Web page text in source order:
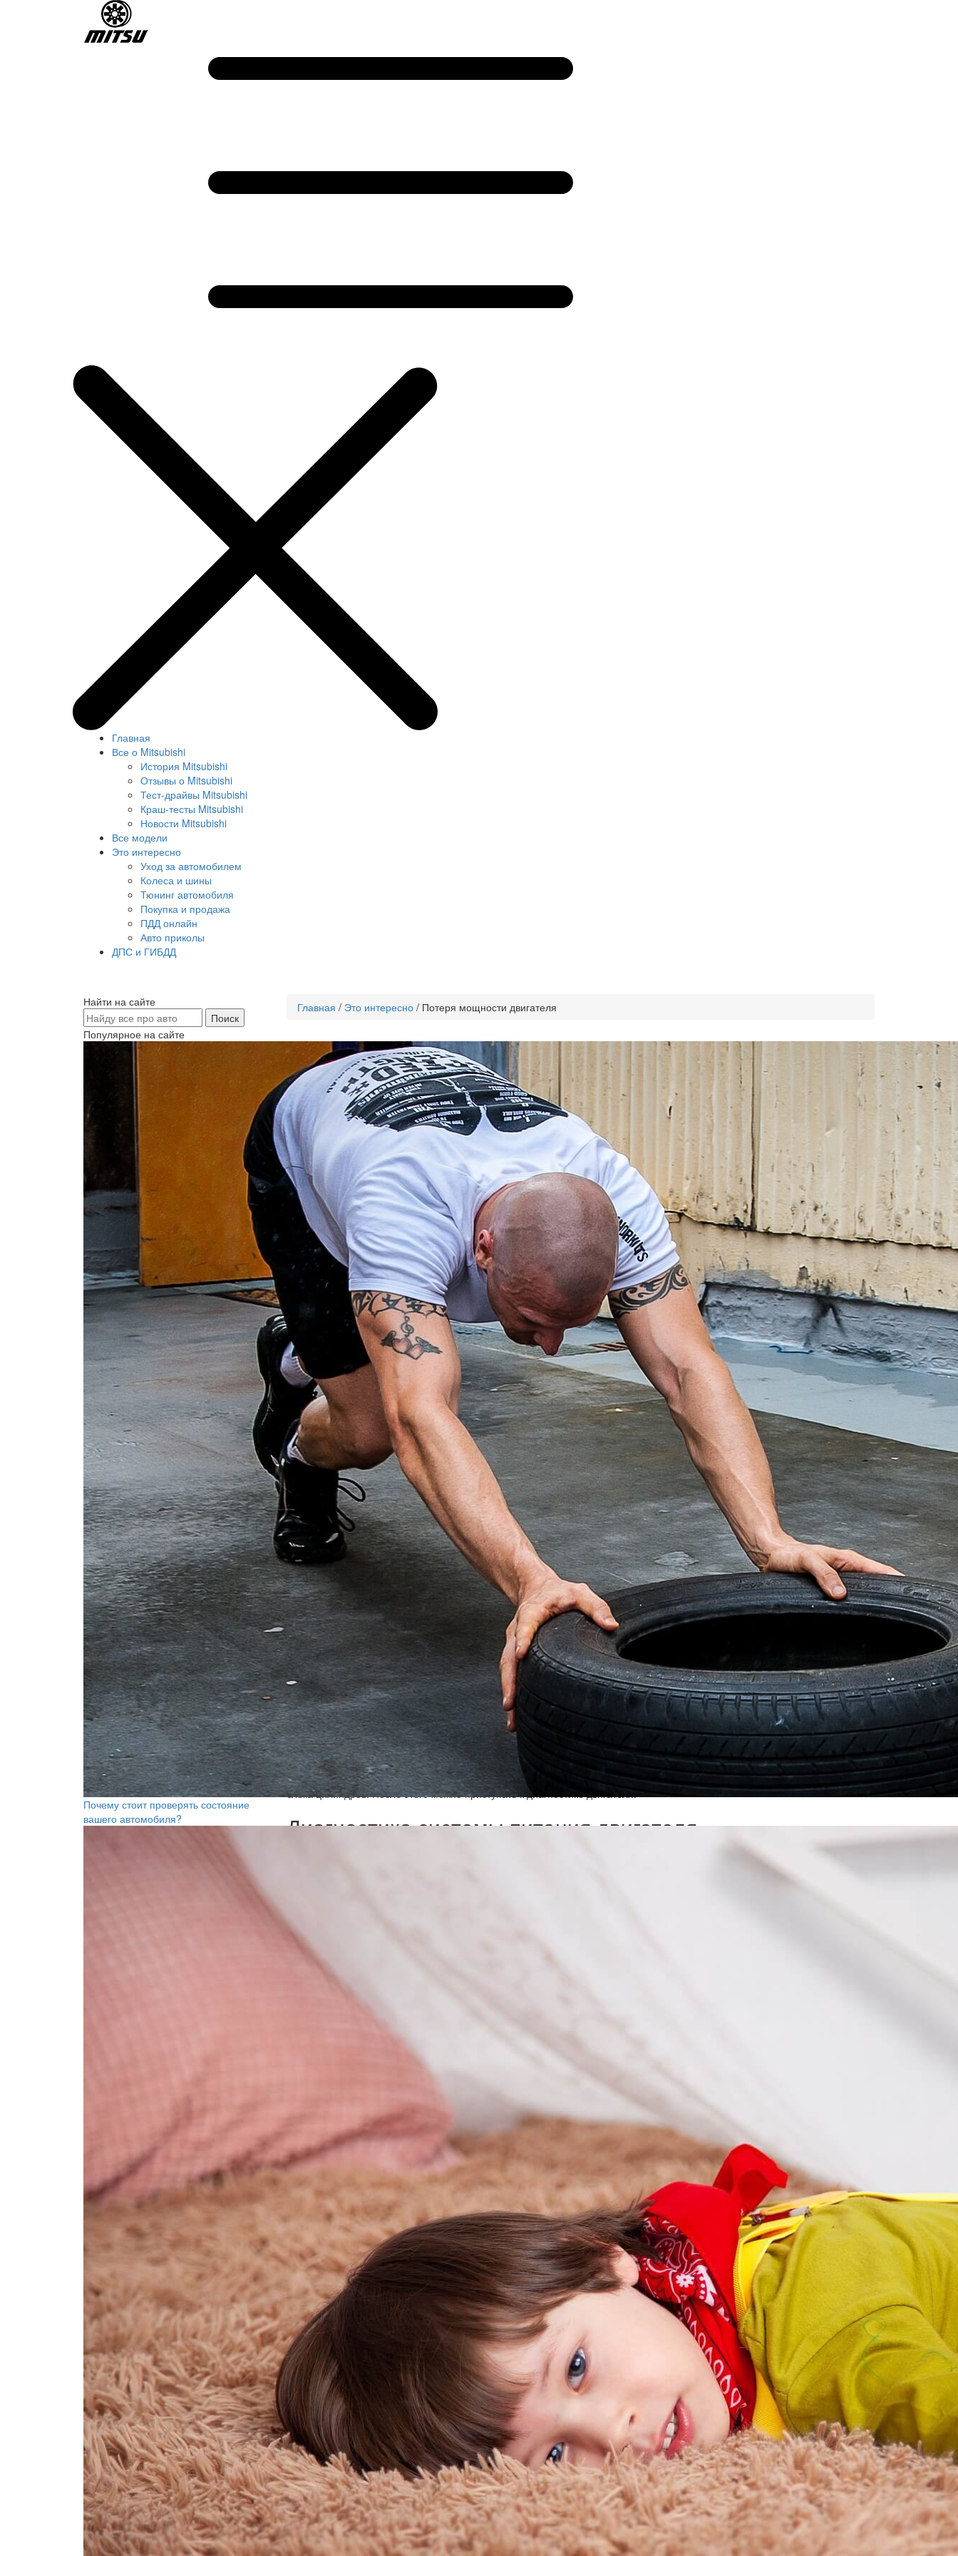
Главная
Все о Mitsubishi
История Mitsubishi
Отзывы о Mitsubishi
Тест-драйвы Mitsubishi
Краш-тесты Mitsubishi
Новости Mitsubishi
Все модели
Это интересно
Уход за автомобилем
Колеса и шины
Тюнинг автомобиля
Покупка и продажа
ПДД онлайн
Авто приколы
ДПС и ГИБДД
Главная / Это интересно / Потеря мощности двигателя
Потеря мощности двигателя
Двигатель — это основной из элементов автомобиля. Именно благодаря, ему осуществляется передвижение автомобиля
по дорожному полотну. Но в двигателе достаточно часто случаются поломки, которые лучше предотвратить, чем потом
заниматься их устранением. Во многих двигателях происходит поломка, связанная с потерей мощности. Причин такой
неполадки может быть несколько, в следствие чего и может произойти
потеря мощности двигателя
Самостоятельно из-за чего это происходит определить невозможно, поэтому для этого необходимопроведение
диагностики , которая позволяет понять причину её возникновения. Кроме этого она обеспечивает проверку степени износа
элементовсистемы питания, в большей части из-за которой это и происходит. Несвоевременное выявление причины
может привести к сгораниюинжектора
, в результате чего потребуется его замена.
Подготовка. Перед тем, как провести проверку и устранения такой неисправности необходимо в первую очередь разобрать
двигатель, для того, чтобы обеспечивался свободный доступ к цилиндрам. Это делается путёмдемонтажа свечей и крышки
блока цилиндров. После этого можно приступать к диагностике двигателя.
Диагностика системы питания двигателя
Одной и причин, по которой происходит потеря мощности, является засорение форсунок инжектора, через которые
непосредственно протекает бензин и попадает в систему питания. Длительная их работа без соответствующей
осуществляет их очистку. Данная процедура проводится в течение нескольких минут и достаточно быстро очищает все
форсунки.
Для достижения положительного результата необходимо использование специальных промывок для форсунок. Они
убирают остатки нагара с поверхности, тем самым восстанавливается их нормальная работоспособность. В результате
мощность двигателя
профилактики засорения форсунок. Такая периодичность обеспечивает поддержание двигатель в работоспособном
состоянии. В результате они не только обеспечивают
сжигание горючей смеси
и воздуха, но коме этого форсунки инжектора могут надежно работать, а
длительного времени не произойдет.
Еще можно почитать
Добавить комментарий
Ваш адрес email не будет опубликован. Обязательные поля помечены*
Комментарий*
Имя
Email
Сайт
Current ye@r
Найти на сайте
Популярное на сайте
Почему стоит проверять состояние
вашего автомобиля?